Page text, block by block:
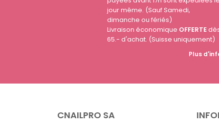
jour même. (Sauf Samedi,
dimanche ou fériés)
Livraison économique OFFERTE
65.- d'achat. (Suisse uniquement)
Plus
CNAILPRO SA